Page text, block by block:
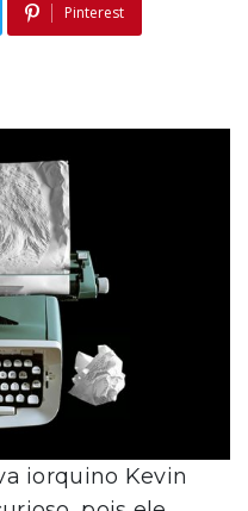
Pinterest
iorquino Kevin